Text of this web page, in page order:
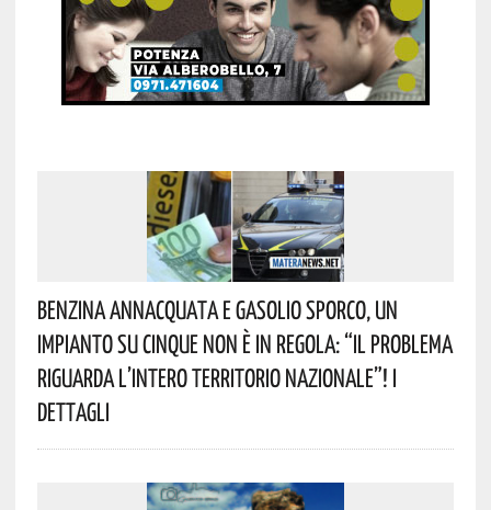
Benzina Annacquata E Gasolio Sporco, Un
Impianto Su Cinque Non È In Regola: “il Problema
Riguarda L’intero Territorio Nazionale”! I
Dettagli